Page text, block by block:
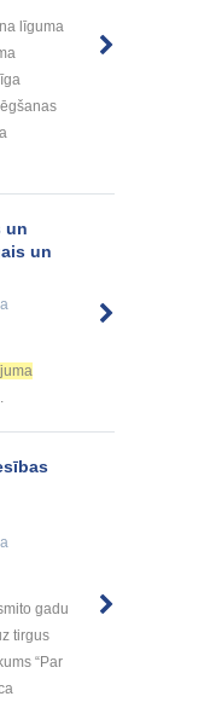
līguma
un
un
gadu
tirgus
“Par